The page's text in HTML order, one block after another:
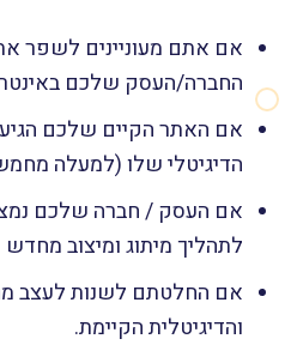
אם אתם מעוניינים לשפר
החברה/העסק שלכם
אם האתר הקיים שלכם הגיע
הדיגיטלי שלו (למעלה
אם העסק / חברה שלכם
לתהליך מיתוג ומיצוב מחדש
אם החלטתם לשנות לעצב
והדיגיטלית הקיימת.